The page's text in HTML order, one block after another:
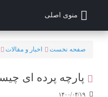
منوی اصلی
صفحه نخست اخبار و مقالات
پارچه پرده ای
۱۴۰۰/۰۴/۱۹